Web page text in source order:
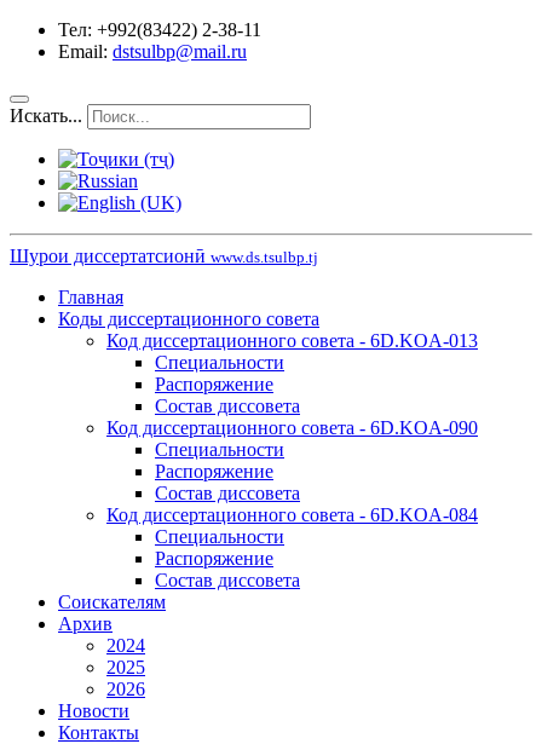
Тел: +992(83422) 2-38-11
Email: dstsulbp@mail.ru
Искать...
Шурои диссертатсионӣ www.ds.tsulbp.tj
Главная
Коды диссертационного совета
Код диссертационного совета - 6D.KOA-013
Специальности
Распоряжение
Состав диссовета
Код диссертационного совета - 6D.KOA-090
Специальности
Распоряжение
Состав диссовета
Код диссертационного совета - 6D.KOA-084
Специальности
Распоряжение
Состав диссовета
Соискателям
Архив
2024
2025
2026
Новости
Контакты